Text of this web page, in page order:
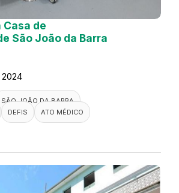
de
São João da Barra
SÃO JOÃO DA BARRA
DEFIS
ATO MÉDICO